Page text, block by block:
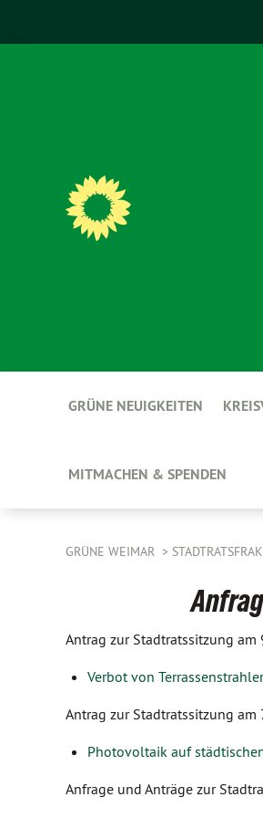
GRÜNE NEUIGKEITEN
MITMACHEN & SPENDEN
GRÜNE WEIMAR
Antrag zur Stadtratssitzung am
Verbot von
Antrag zur Stadtratssitzung am
Photovoltaik auf
Anfrage und Anträge zur